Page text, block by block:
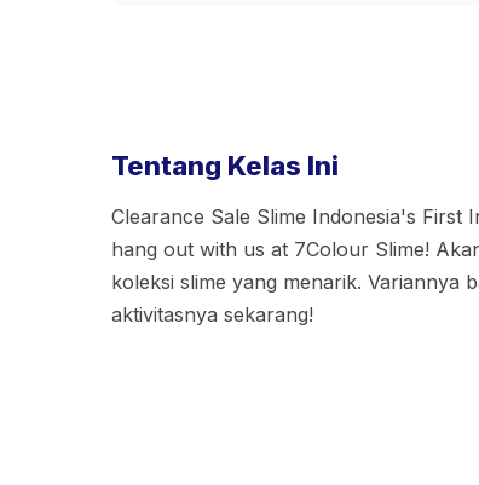
Tentang Kelas Ini
Clearance Sale Slime Indonesia's First
hang out with us at 7Colour Slime!
koleksi slime yang menarik. Variannya
aktivitasnya sekarang!